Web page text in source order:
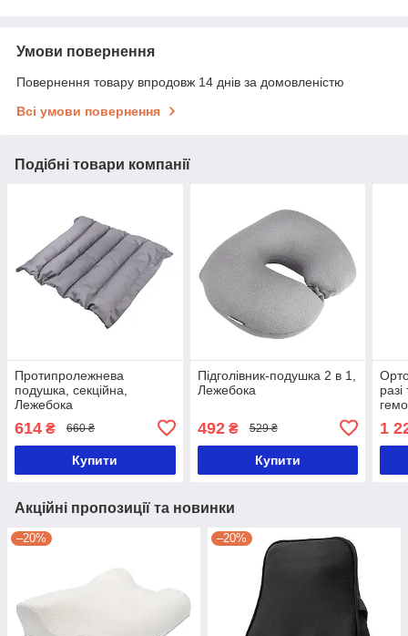
Умови повернення
Повернення товару впродовж 14 днів за домовленістю
Всі умови повернення
Подібні товари компанії
Протипролежнева
подушка, секційна,
Лежебока
614 ₴ 660 ₴
Купити
Підголівник-подушка 2 в 1,
Лежебока
492₴ 529 ₴
Купити
1
Акційні пропозиції та новинки
–20% –20%